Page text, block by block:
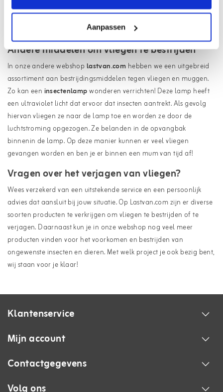
Aanpassen
goed genoeg. Overweeg in dat geval dan om gebruik te maken
van andere producten, zoals een citronellakaars of een knock-off
Andere middelen om vliegen te bestrijden
In onze andere webshoplastvan.com hebben we een uitgebreid
assortiment aan bestrijdingsmiddelen tegen vliegen en muggen.
Zo kan een insectenlampwonderen verrichten! Deze lamp heeft
een ultraviolet licht dat ervoor dat insecten aantrekt. Als gevolg
hiervan vliegen ze naar de lamp toe en worden ze door de
luchtstroming opgezogen. Ze belanden in de opvangbak
binnenin de lamp. Op deze manier kunnen er veel vliegen
gevangen worden en ben je er binnen een mum van tijd af!
Vragen over het verjagen van vliegen?
Wees verzekerd van een uitstekende service en een persoonlijk
advies dat aansluit bij jouw situatie. Op Lastvan.com zijn er diverse
soorten producten te verkrijgen om vliegen te bestrijden of te
verjagen. Daarnaast kun je in onze webshop nog veel meer
producten vinden voor het voorkomen en bestrijden van
ongewenste insecten en dieren. Met welk project je ook bezig bent,
wij staan voor je klaar!
Klantenservice
Mijn account
Contactgegevens